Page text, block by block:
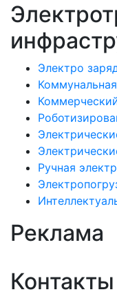
Электро
Ручная
Реклама
Контакты